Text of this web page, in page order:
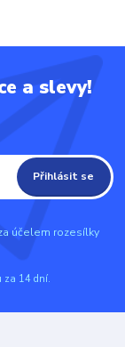
a slevy!
Přihlásit se
účelem rozesílky
za 14 dní.